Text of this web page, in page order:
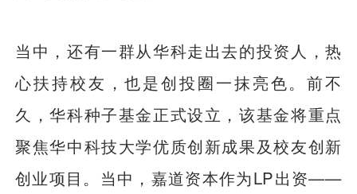
当中，还有一群从华科走出去的投资人，热
心扶持校友，也是创投圈一抹亮色。前不
久，华科种子基金正式设立，该基金将重点
聚焦华中科技大学优质创新成果及校友创新
创业项目。当中，嘉道资本作为LP出资——